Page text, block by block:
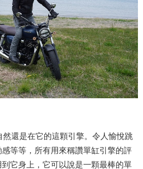
還是在它的這顆引擎。令人愉悅跳
等等，所有用來稱讚單缸引擎的評
它身上，它可以說是一顆最棒的單